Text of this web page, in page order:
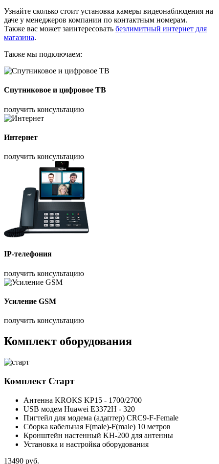
Узнайте сколько стоит установка камеры видеонаблюдения на
даче у менеджеров компании по контактным номерам.
Также вас может заинтересовать безлимитный интернет для
магазина.
Также мы подключаем:
Спутниковое и цифровое ТВ
получить консультацию
Интернет
получить консультацию
IP-телефония
получить консультацию
Усиление GSM
получить консультацию
Комплект оборудования
Комплект Старт
Антенна KROKS KP15 - 1700/2700
USB модем Huawei E3372H - 320
Пигтейл для модема (адаптер) CRC9-F-Female
Сборка кабельная F(male)-F(male) 10 метров
Кронштейн настенный KH-200 для антенны
Установка и настройка оборудования
13490 руб.